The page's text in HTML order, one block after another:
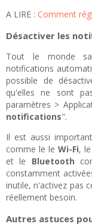
A LIRE : Comment
Désactiver les
Tout le monde
notifications
possible de
qu'elles ne sont
paramètres >
notifications".
Il est aussi
comme le le Wi-Fi,
et le Bluetooth
constamment
inutile, n'activez pas
réellement besoin.
Autres astuces